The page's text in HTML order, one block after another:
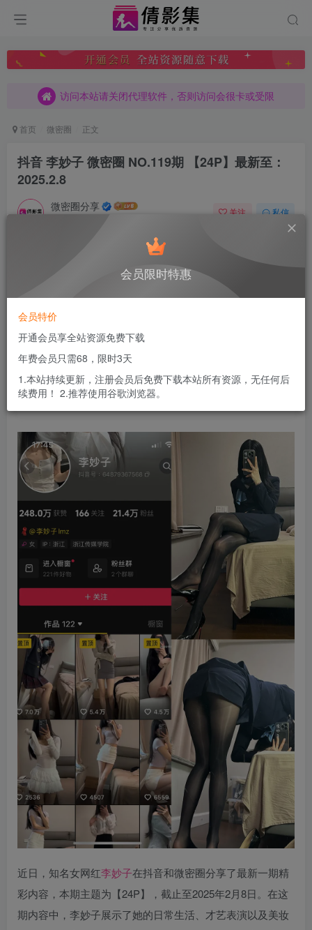
访问本站请关闭代理软件，否则访问会很卡或受限
访问本站请关闭代理软件，否则访问会很卡或受限
访问本站请关闭代理软件，否则访问会很卡或受限
首页 微密圈 正文
抖音 李妙子 微密圈 NO.119期 【24P】最新至：
2025.2.8
微密圈分享 关注 私信
此内容为付费阅读，请付费后查看
免费
您暂无购买权限，请先开通会员
开通会员
已售 4
近日，知名女网红李妙子在抖音和微密圈分享了最新一期精
彩内容，本期主题为【24P】，截止至2025年2月8日。在这
期内容中，李妙子展示了她的日常生活、才艺表演以及美妆
会员限时特惠
会员特价
开通会员享全站资源免费下载
年费会员只需68，限时3天
1.本站持续更新，注册会员后免费下载本站所有资源，无任何后
续费用！ 2.推荐使用谷歌浏览器。